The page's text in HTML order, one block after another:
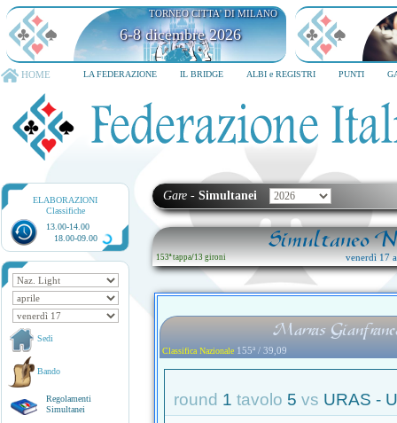
TORNEO CITTA' DI MILANO
6-8 dicembre 2026
HOME LA FEDERAZIONE IL BRIDGE ALBI e REGISTRI PUNTI
ELABORAZIONI
Classifiche
13.00-14.00
18.00-09.00
Sedi
Bando
Regolamenti
Simultanei
Gare - Simultanei
Simultaneo
153ª tappa/13 gironi venerdì 17
Marras
Classifica Nazionale 155ª / 39,09
round 1 tavolo 5 vs URAS -